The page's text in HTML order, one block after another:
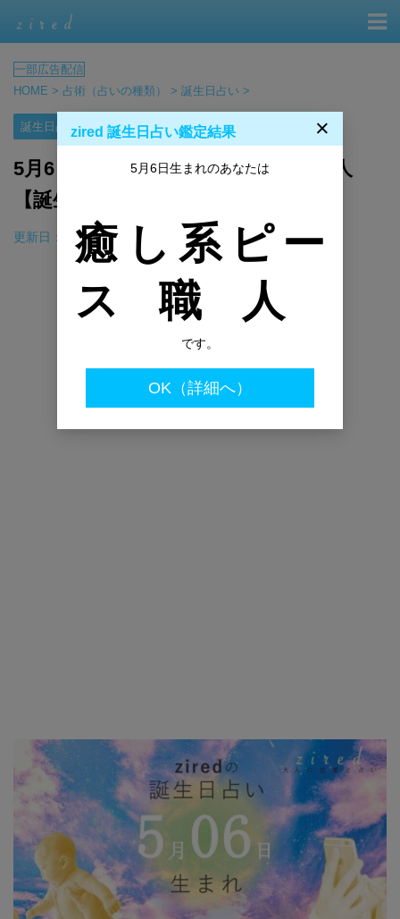
HOME > 占術（占いの種類） > 誕生日占い >
誕生日占い
5月6日生まれの性格（男女）や有名人
【誕生日占い】
更新日： 2025年4月21日
B!
zired 誕生日占い鑑定結果 ×
5月6日生まれのあなたは
癒し系ピー
ス職人
です。
OK（詳細へ）